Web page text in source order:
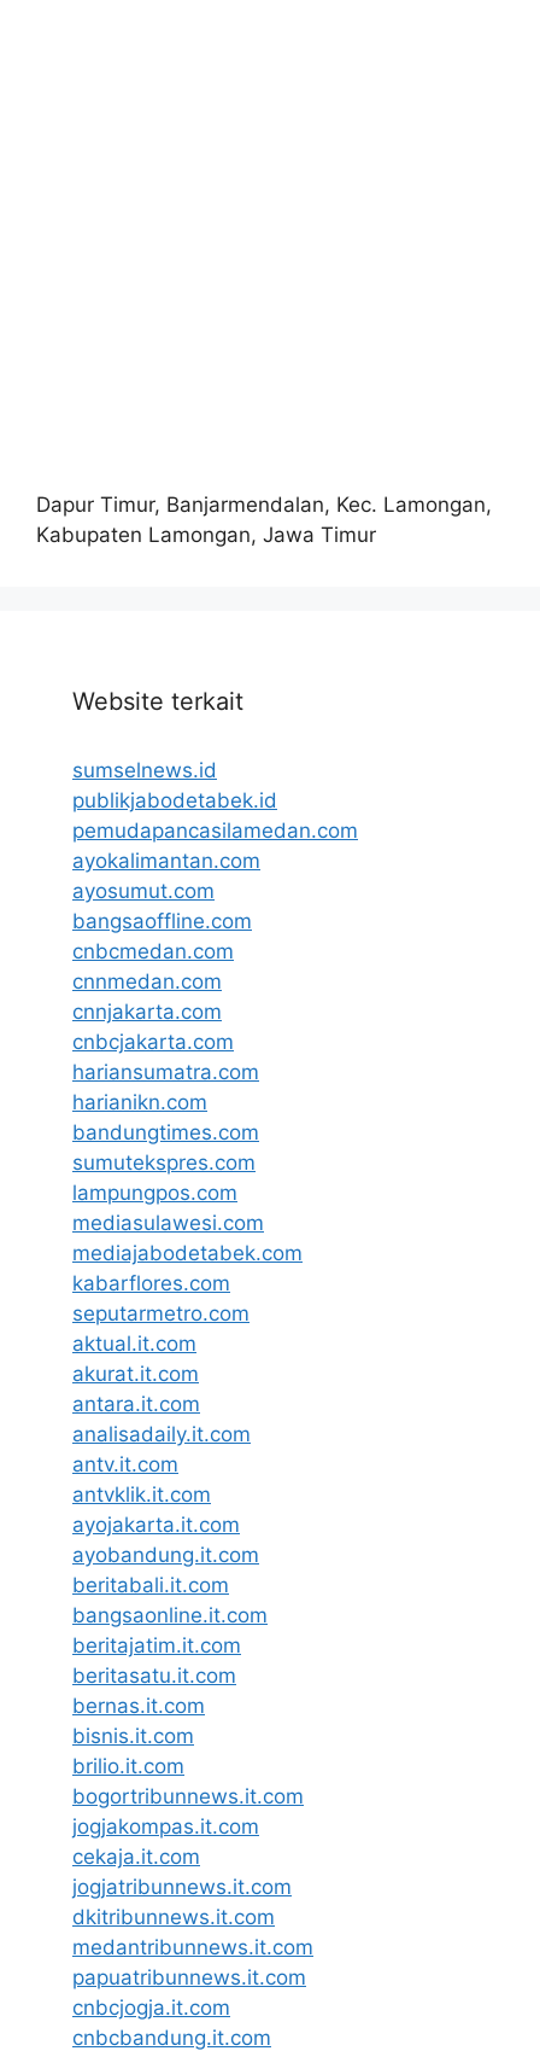
Dapur Timur, Banjarmendalan, Kec. Lamongan,
Kabupaten Lamongan, Jawa Timur
Website terkait
sumselnews.id
publikjabodetabek.id
pemudapancasilamedan.com
ayokalimantan.com
ayosumut.com
bangsaoffline.com
cnbcmedan.com
cnnmedan.com
cnnjakarta.com
cnbcjakarta.com
hariansumatra.com
harianikn.com
bandungtimes.com
sumutekspres.com
lampungpos.com
mediasulawesi.com
mediajabodetabek.com
kabarflores.com
seputarmetro.com
aktual.it.com
akurat.it.com
antara.it.com
analisadaily.it.com
antv.it.com
antvklik.it.com
ayojakarta.it.com
ayobandung.it.com
beritabali.it.com
bangsaonline.it.com
beritajatim.it.com
beritasatu.it.com
bernas.it.com
bisnis.it.com
brilio.it.com
bogortribunnews.it.com
jogjakompas.it.com
cekaja.it.com
jogjatribunnews.it.com
dkitribunnews.it.com
medantribunnews.it.com
papuatribunnews.it.com
cnbcjogja.it.com
cnbcbandung.it.com